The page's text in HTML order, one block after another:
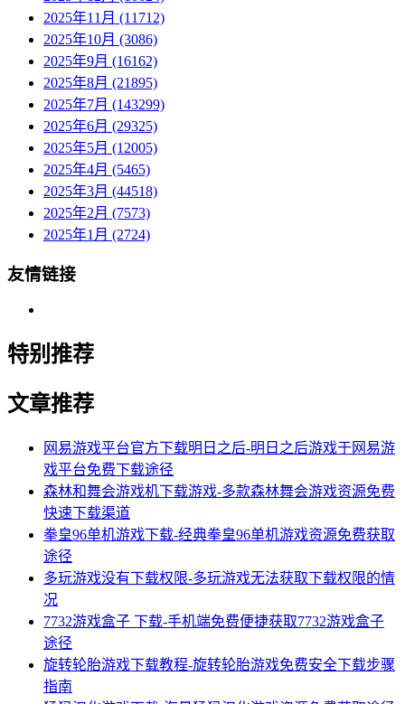
2025年11月 (11712)
2025年10月 (3086)
2025年9月 (16162)
2025年8月 (21895)
2025年7月 (143299)
2025年6月 (29325)
2025年5月 (12005)
2025年4月 (5465)
2025年3月 (44518)
2025年2月 (7573)
2025年1月 (2724)
友情链接
特别推荐
文章推荐
网易游戏平台官方下载明日之后-明日之后游戏于网易游
戏平台免费下载途径
森林和舞会游戏机下载游戏-多款森林舞会游戏资源免费
快速下载渠道
拳皇96单机游戏下载-经典拳皇96单机游戏资源免费获取
途径
多玩游戏没有下载权限-多玩游戏无法获取下载权限的情
况
7732游戏盒子 下载-手机端免费便捷获取7732游戏盒子
途径
旋转轮胎游戏下载教程-旋转轮胎游戏免费安全下载步骤
指南